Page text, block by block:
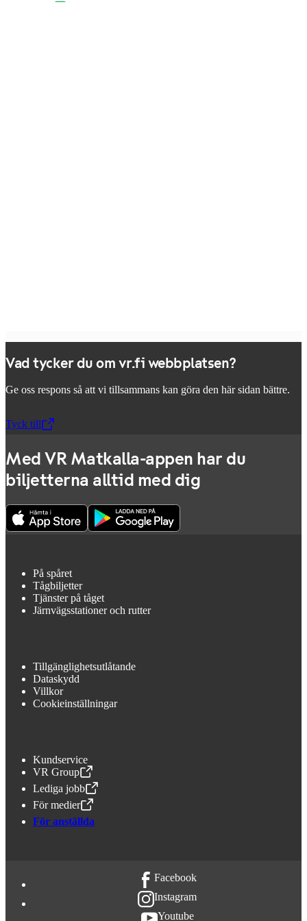
Vad tycker du om vr.fi webbplatsen?
Ge oss respons så att vi tillsammans kan göra den här sidan bättre.
Tyck till
,Öppnas i en ny flik
Med VR Matkalla-appen har du
biljetterna alltid med dig
På spåret
Tågbiljetter
Tjänster på tåget
Järnvägsstationer och rutter
Tillgänglighetsutlåtande
Dataskydd
Villkor
Cookieinställningar
Kundservice
VR Group
,Öppnas i en ny flik
Lediga jobb
,Öppnas i en ny flik
För medier
,Öppnas i en ny flik
För anställda
Facebook
Instagram
Youtube